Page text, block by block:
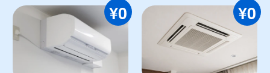
¥0 ¥0